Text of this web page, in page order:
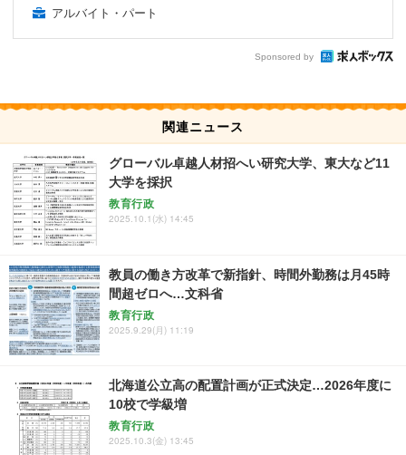
アルバイト・パート
Sponsored by
関連ニュース
グローバル卓越人材招へい研究大学、東大など11
大学を採択
教育行政
2025.10.1(水) 14:45
教員の働き方改革で新指針、時間外勤務は月45時
間超ゼロへ…文科省
教育行政
2025.9.29(月) 11:19
北海道公立高の配置計画が正式決定…2026年度に
10校で学級増
教育行政
2025.10.3(金) 13:45